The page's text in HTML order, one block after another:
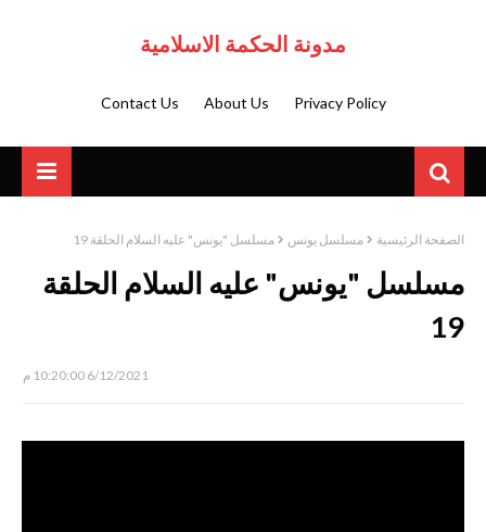
مدونة الحكمة الاسلامية
Privacy Policy
About Us
Contact Us
الصفحة الرئيسية مسلسل يونس مسلسل "يونس" عليه السلام الحلقة 19
مسلسل "يونس" عليه السلام الحلقة
19
6/12/2021 10:20:00 م